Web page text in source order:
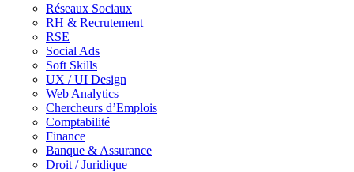
Réseaux Sociaux
RH & Recrutement
RSE
Social Ads
Soft Skills
UX / UI Design
Web Analytics
Chercheurs d’Emplois
Comptabilité
Finance
Banque & Assurance
Droit / Juridique